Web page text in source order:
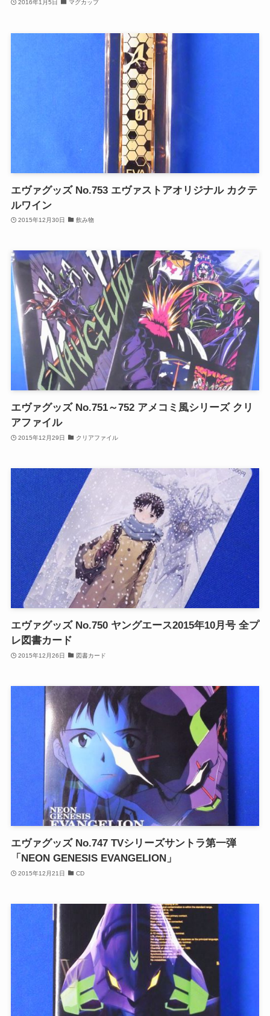
2016年1月5日 マグカップ
エヴァグッズ No.753 エヴァストアオリジナル カクテ
ルワイン
2015年12月30日 飲み物
エヴァグッズ No.751～752 アメコミ風シリーズ クリ
アファイル
2015年12月29日 クリアファイル
エヴァグッズ No.750 ヤングエース2015年10月号 全プ
レ図書カード
2015年12月26日 図書カード
エヴァグッズ No.747 TVシリーズサントラ第一弾
「NEON GENESIS EVANGELION」
2015年12月21日 CD